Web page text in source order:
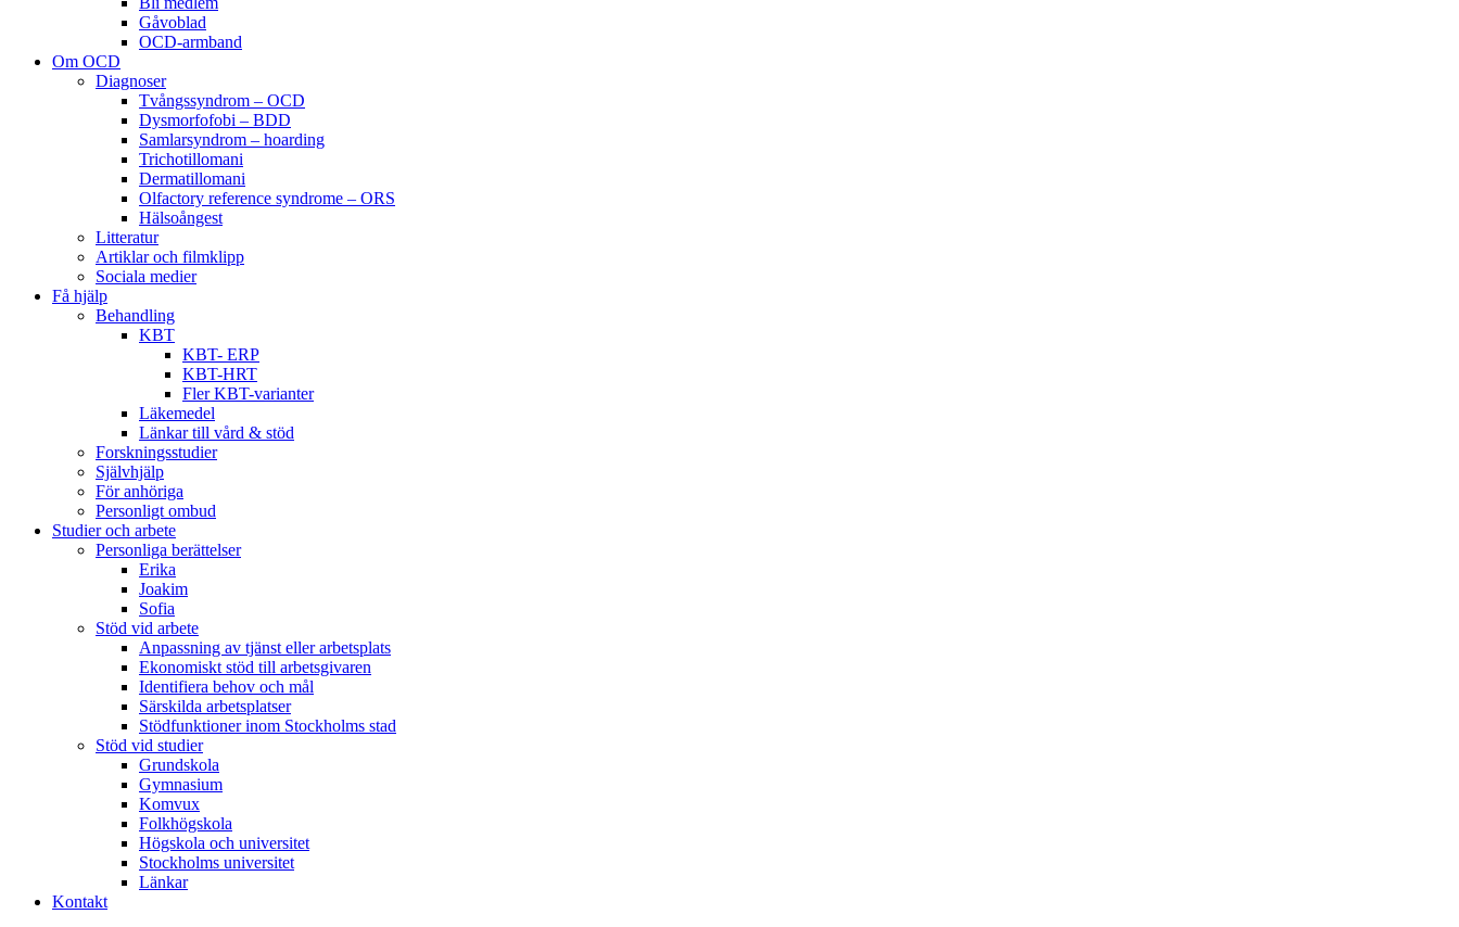
Gåvoblad
OCD-armband
Om OCD
Diagnoser
Tvångssyndrom – OCD
Dysmorfofobi – BDD
Samlarsyndrom – hoarding
Trichotillomani
Dermatillomani
Olfactory reference syndrome – ORS
Hälsoångest
Litteratur
Artiklar och filmklipp
Sociala medier
Få hjälp
Behandling
KBT
KBT- ERP
KBT-HRT
Fler KBT-varianter
Läkemedel
Länkar till vård & stöd
Forskningsstudier
Självhjälp
För anhöriga
Personligt ombud
Studier och arbete
Personliga berättelser
Erika
Joakim
Sofia
Stöd vid arbete
Anpassning av tjänst eller arbetsplats
Ekonomiskt stöd till arbetsgivaren
Identifiera behov och mål
Särskilda arbetsplatser
Stödfunktioner inom Stockholms stad
Stöd vid studier
Grundskola
Gymnasium
Komvux
Folkhögskola
Högskola och universitet
Stockholms universitet
Länkar
Kontakt